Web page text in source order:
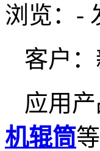
浏览： -
客户
应用
机辊筒等